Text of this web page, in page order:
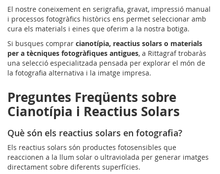
El nostre coneixement en serigrafia, gravat, impressió manual
i processos fotogràfics històrics ens permet seleccionar amb
cura els materials i eines que oferim a la nostra botiga.
Si busques comprar cianotípia, reactius solars o materials
per a tècniques fotogràfiques antigues, a Rittagraf trobaràs
una selecció especialitzada pensada per explorar el món de
la fotografia alternativa i la imatge impresa.
Preguntes Freqüents sobre
Cianotípia i Reactius Solars
Què són els reactius solars en fotografia?
Els reactius solars són productes fotosensibles que
reaccionen a la llum solar o ultraviolada per generar imatges
directament sobre diferents superfícies.